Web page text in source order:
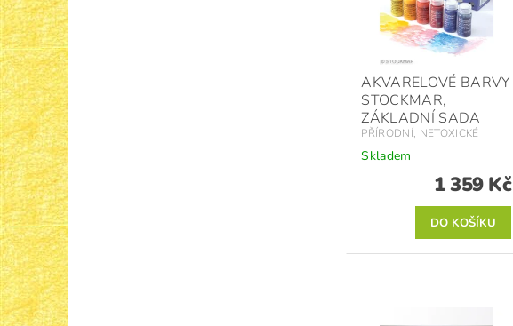
AKVARELOVÉ BARVY
STOCKMAR,
ZÁKLADNÍ SADA
PŘÍRODNÍ, NETOXICKÉ
Skladem
1 359 Kč